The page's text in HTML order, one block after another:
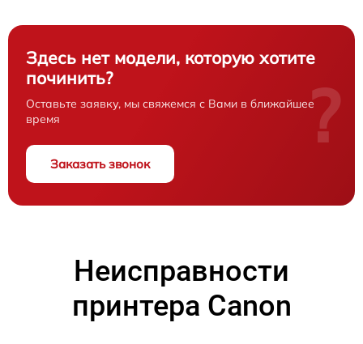
Здесь нет модели, которую хотите
починить?
Оставьте заявку, мы свяжемся с Вами в ближайшее
время
Заказать звонок
?
Неисправности
принтера Canon